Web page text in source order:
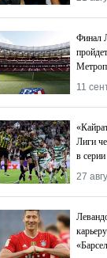
Финал
11
Лиги
в
27